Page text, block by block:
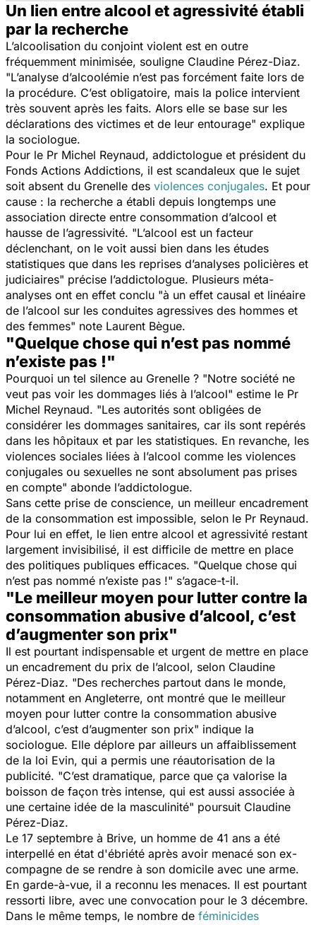
Un lien entre alcool et agressivité établi
par la recherche
L’alcoolisation du conjoint violent est en outre
fréquemment minimisée, souligne Claudine Pérez-Diaz.
"L’analyse d’alcoolémie n’est pas forcément faite lors de
la procédure. C’est obligatoire, mais la police intervient
très souvent après les faits. Alors elle se base sur les
déclarations des victimes et de leur entourage" explique
la sociologue.
Pour le Pr Michel Reynaud, addictologue et président du
Fonds Actions Addictions, il est scandaleux que le sujet
soit absent du Grenelle des violences conjugales. Et pour
cause : la recherche a établi depuis longtemps une
association directe entre consommation d’alcool et
hausse de l’agressivité. "L’alcool est un facteur
déclenchant, on le voit aussi bien dans les études
statistiques que dans les reprises d’analyses policières et
judiciaires" précise l’addictologue. Plusieurs méta-
analyses ont en effet conclu "à un effet causal et linéaire
de l’alcool sur les conduites agressives des hommes et
des femmes" note Laurent Bègue.
"Quelque chose qui n’est pas nommé
n’existe pas !"
Pourquoi un tel silence au Grenelle ? "Notre société ne
veut pas voir les dommages liés à l’alcool" estime le Pr
Michel Reynaud. "Les autorités sont obligées de
considérer les dommages sanitaires, car ils sont repérés
dans les hôpitaux et par les statistiques. En revanche, les
violences sociales liées à l’alcool comme les violences
conjugales ou sexuelles ne sont absolument pas prises
en compte" abonde l’addictologue.
Sans cette prise de conscience, un meilleur encadrement
de la consommation est impossible, selon le Pr Reynaud.
Pour lui en effet, le lien entre alcool et agressivité restant
largement invisibilisé, il est difficile de mettre en place
des politiques publiques efficaces. "Quelque chose qui
n’est pas nommé n’existe pas !" s’agace-t-il.
"Le meilleur moyen pour lutter contre la
consommation abusive d’alcool, c’est
d’augmenter son prix"
Il est pourtant indispensable et urgent de mettre en place
un encadrement du prix de l’alcool, selon Claudine
Pérez-Diaz. "Des recherches partout dans le monde,
notamment en Angleterre, ont montré que le meilleur
moyen pour lutter contre la consommation abusive
d’alcool, c’est d’augmenter son prix" indique la
sociologue. Elle déplore par ailleurs un affaiblissement
de la loi Evin, qui a permis une réautorisation de la
publicité. "C’est dramatique, parce que ça valorise la
boisson de façon très intense, qui est aussi associée à
une certaine idée de la masculinité" poursuit Claudine
Pérez-Diaz.
Le 17 septembre à Brive, un homme de 41 ans a été
interpellé en état d'ébriété après avoir menacé son ex-
compagne de se rendre à son domicile avec une arme.
En garde-à-vue, il a reconnu les menaces. Il est pourtant
ressorti libre, avec une convocation pour le 3 décembre.
Dans le même temps, le nombre de féminicides